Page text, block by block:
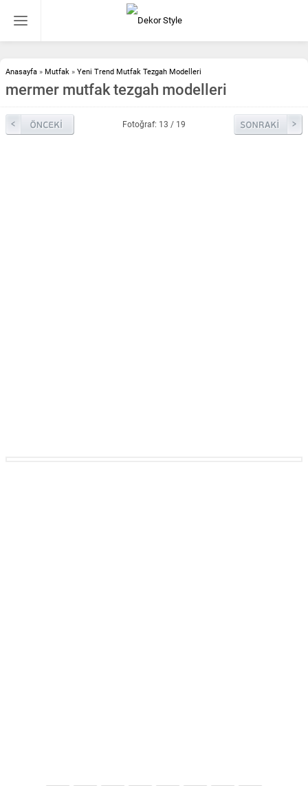
Anasayfa » Mutfak » Yeni Trend Mutfak Tezgah Modelleri
mermer mutfak tezgah modelleri
Fotoğraf: 13 / 19